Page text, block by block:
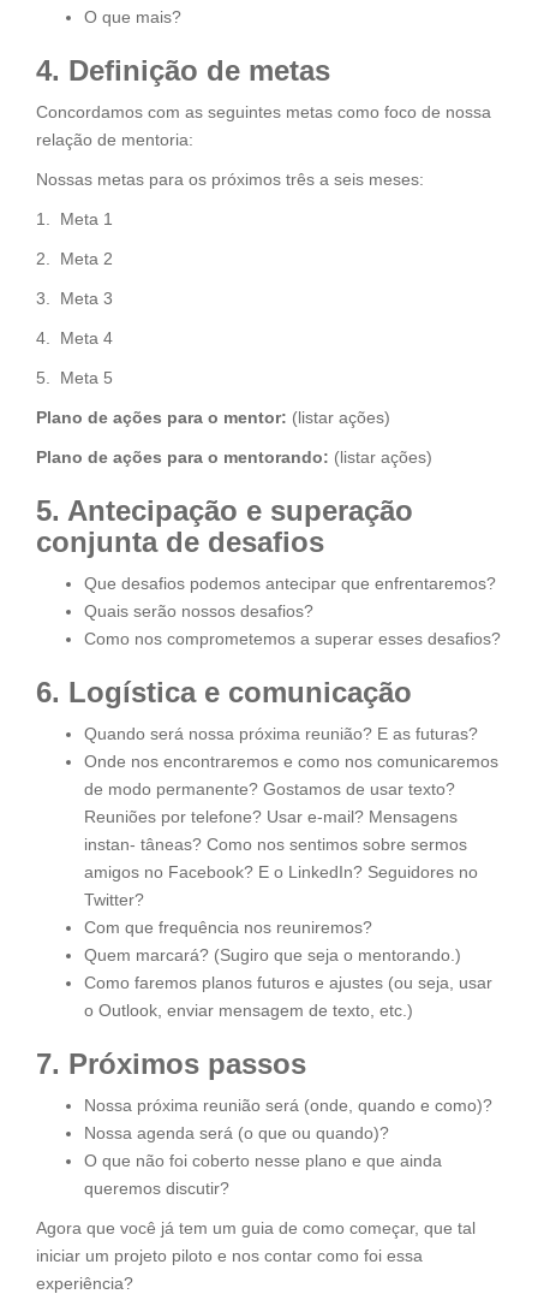
O que mais?
4. Definição de metas
Concordamos com as seguintes metas como foco de nossa
relação de mentoria:
Nossas metas para os próximos três a seis meses:
1. Meta 1
2. Meta 2
3. Meta 3
4. Meta 4
5. Meta 5
Plano de ações para o mentor: (listar ações)
Plano de ações para o mentorando: (listar ações)
5. Antecipação e superação
conjunta de desafios
Que desafios podemos antecipar que enfrentaremos?
Quais serão nossos desafios?
Como nos comprometemos a superar esses desafios?
6. Logística e comunicação
Quando será nossa próxima reunião? E as futuras?
Onde nos encontraremos e como nos comunicaremos
de modo permanente? Gostamos de usar texto?
Reuniões por telefone? Usar e-mail? Mensagens
instan- tâneas? Como nos sentimos sobre sermos
amigos no Facebook? E o LinkedIn? Seguidores no
Twitter?
Com que frequência nos reuniremos?
Quem marcará? (Sugiro que seja o mentorando.)
Como faremos planos futuros e ajustes (ou seja, usar
o Outlook, enviar mensagem de texto, etc.)
7. Próximos passos
Nossa próxima reunião será (onde, quando e como)?
Nossa agenda será (o que ou quando)?
O que não foi coberto nesse plano e que ainda
queremos discutir?
Agora que você já tem um guia de como começar, que tal
iniciar um projeto piloto e nos contar como foi essa
experiência?